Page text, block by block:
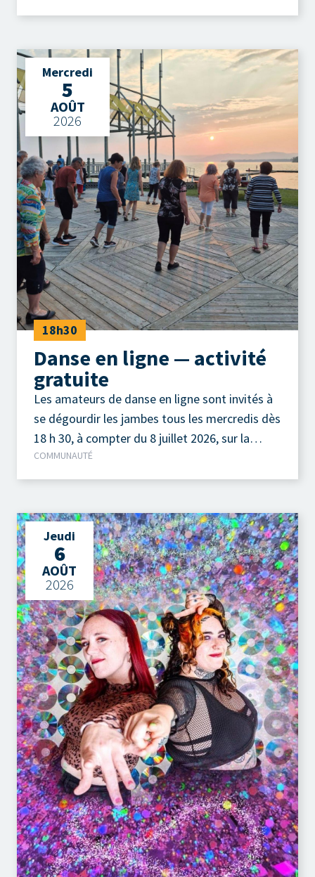
Mercredi
5
AOÛT
2026
18h30
Danse en ligne — activité
gratuite
Les amateurs de danse en ligne sont invités à
se dégourdir les jambes tous les mercredis dès
18 h 30, à compter du 8 juillet 2026, sur la
terrasse extérieure du Camp à Jos, au parc de
la Pointe-Taylor !
COMMUNAUTÉ
Jeudi
6
AOÛT
2026